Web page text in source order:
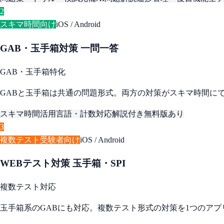
2
スキマ時間向けiOS / Android
GAB・玉手箱対策 一問一答
GAB・玉手箱特化
GABと玉手箱は共通の問題形式。両方の対策がスキマ時間にで
スキマ時間活用言語・計数対応解説付き無料版あり
3
複数テスト受験者向けiOS / Android
WEBテスト対策 玉手箱・SPI
複数テスト対応
玉手箱系のGABにも対応。複数テスト形式の対策を1つのアプ